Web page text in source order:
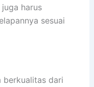
harus
sesuai
berkualitas dari